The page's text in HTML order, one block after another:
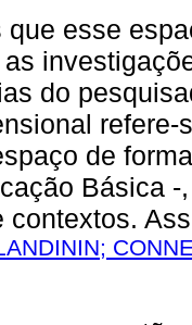
que esse
do
de
Básica
contextos.